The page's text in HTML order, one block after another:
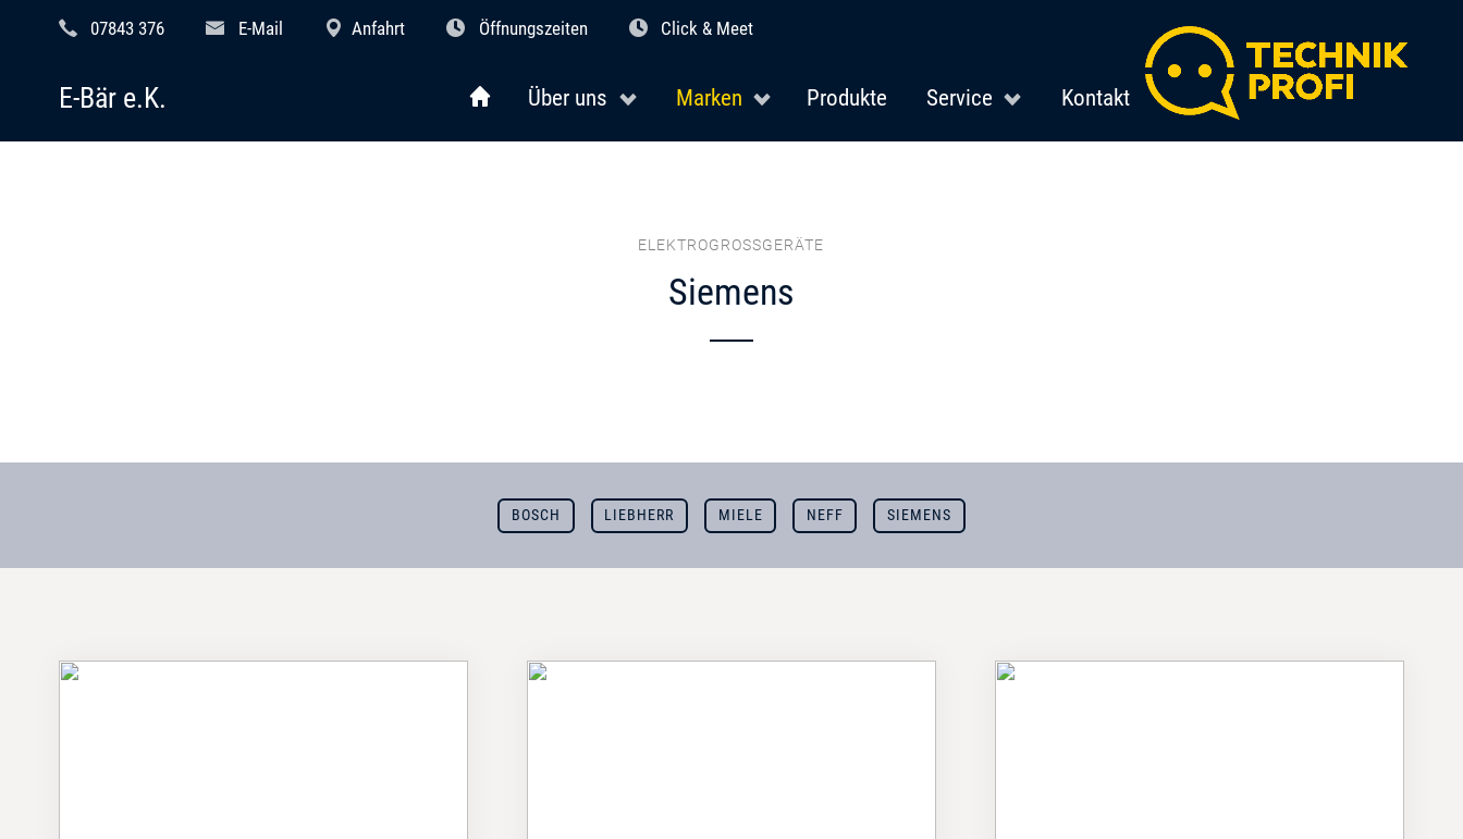
07843 376 E-Mail Anfahrt Öffnungszeiten Click & Meet
Über uns Marken Produkte Service Kontakt
E-Bär e.K.
ELEKTROGROSSGERÄTE
Siemens
BOSCH LIEBHERR MIELE NEFF SIEMENS